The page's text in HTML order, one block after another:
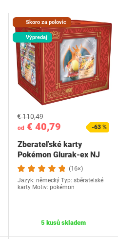
Skoro za polovic
Výpredaj
od € 40,79
€ 110,49
-63 %
Zberateľské karty
Pokémon Glurak-ex NJ
(16×)
Jazyk: německý Typ: sběratelské
karty Motiv: pokémon
5 kusů skladem